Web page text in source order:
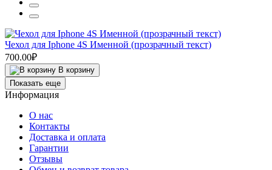
Чехол для Iphone 4S Именной (прозрачный текст)
700.00₽
В корзину
Показать еще
Информация
О нас
Контакты
Доставка и оплата
Гарантии
Отзывы